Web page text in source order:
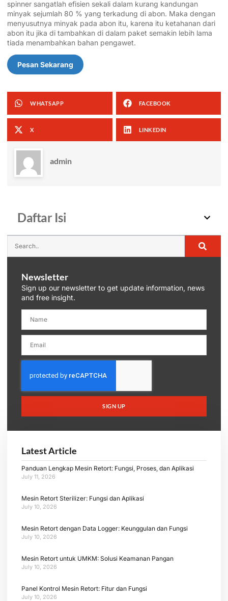
spinner sangatlah efisien sekali dalam kurang kandungan
minyak sejumlah 80 % yang terkadung di abon. Maka dengan
menyusutnya minyak pada abon itu, karena itu ketahanan dari
abon itu jika di tambahkan di dalam paket semakin lebih lama
tiada menambahkan bahan pengawet.
Pesan Sekarang
WHATSAPP FACEBOOK
X LINKEDIN
admin
Daftar Isi
Newsletter
Sign up our newsletter to get update information, news
and free insight.
SIGN UP
Latest Article
Panduan Lengkap Mesin Retort: Fungsi, Proses, dan Aplikasi
July 11, 2026
Mesin Retort Sterilizer: Fungsi dan Aplikasi
July 10, 2026
Mesin Retort dengan Data Logger: Keunggulan dan Fungsi
July 10, 2026
Mesin Retort untuk UMKM: Solusi Keamanan Pangan
July 10, 2026
Panel Kontrol Mesin Retort: Fitur dan Fungsi
July 10, 2026